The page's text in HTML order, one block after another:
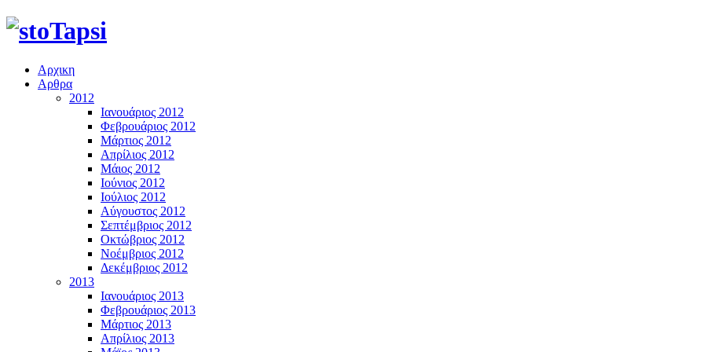
Αρχικη
Αρθρα
2012
Ιανουάριος 2012
Φεβρουάριος 2012
Μάρτιος 2012
Απρίλιος 2012
Μάιος 2012
Ιούνιος 2012
Ιούλιος 2012
Αύγουστος 2012
Σεπτέμβριος 2012
Οκτώβριος 2012
Νοέμβριος 2012
Δεκέμβριος 2012
2013
Ιανουάριος 2013
Φεβρουάριος 2013
Μάρτιος 2013
Απρίλιος 2013